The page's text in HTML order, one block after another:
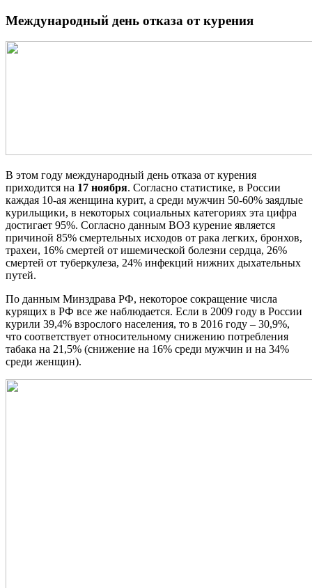
Международный день отказа от курения
В этом году международный день отказа от курения
приходится на 17 ноября. Согласно статистике, в России
каждая 10-ая женщина курит, а среди мужчин 50-60% заядлые
курильщики, в некоторых социальных категориях эта цифра
достигает 95%. Согласно данным ВОЗ курение является
причиной 85% смертельных исходов от рака легких, бронхов,
трахеи, 16% смертей от ишемической болезни сердца, 26%
смертей от туберкулеза, 24% инфекций нижних дыхательных
путей.
По данным Минздрава РФ, некоторое сокращение числа
курящих в РФ все же наблюдается. Если в 2009 году в России
курили 39,4% взрослого населения, то в 2016 году – 30,9%,
что соответствует относительному снижению потребления
табака на 21,5% (снижение на 16% среди мужчин и на 34%
среди женщин).